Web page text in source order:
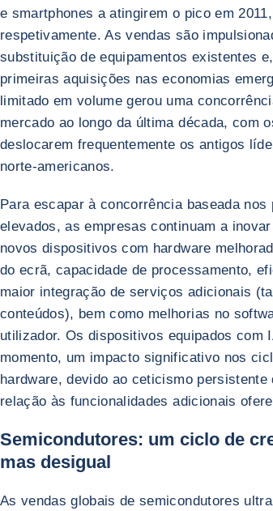
e smartphones a atingirem o pico em
respetivamente. As vendas são
substituição de equipamentos existentes
primeiras aquisições nas economias
limitado em volume gerou uma
mercado ao longo da última década, com
deslocarem frequentemente os antigos
norte-americanos.
Para escapar à concorrência baseada
elevados, as empresas continuam a
novos dispositivos com hardware
do ecrã, capacidade de processamento,
maior integração de serviços adicionais
conteúdos), bem como melhorias no
utilizador. Os dispositivos equipados com
momento, um impacto significativo nos
hardware, devido ao ceticismo persistente
relação às funcionalidades adicionais
Semicondutores: um ciclo de
mas desigual
As vendas globais de semicondutores